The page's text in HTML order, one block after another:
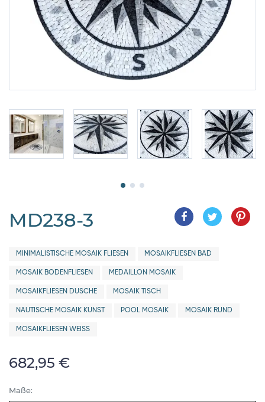
MD238-3
MINIMALISTISCHE MOSAIK FLIESEN MOSAIKFLIESEN BAD
MOSAIK BODENFLIESEN MEDAILLON MOSAIK
MOSAIKFLIESEN DUSCHE MOSAIK TISCH
NAUTISCHE MOSAIK KUNST POOL MOSAIK MOSAIK RUND
MOSAIKFLIESEN WEISS
682,95 €
Maße: